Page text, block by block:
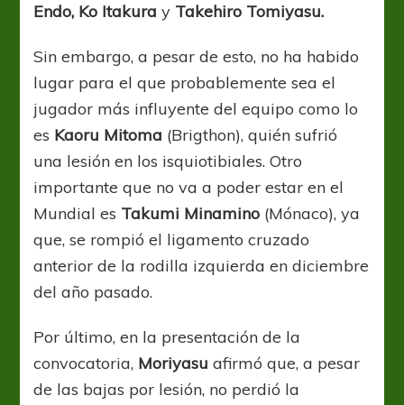
Endo, Ko Itakura y Takehiro Tomiyasu.
Sin embargo, a pesar de esto, no ha habido
lugar para el que probablemente sea el
jugador más influyente del equipo como lo
es Kaoru Mitoma (Brigthon), quién sufrió
una lesión en los isquiotibiales. Otro
importante que no va a poder estar en el
Mundial es Takumi Minamino (Mónaco), ya
que, se rompió el ligamento cruzado
anterior de la rodilla izquierda en diciembre
del año pasado.
Por último, en la presentación de la
convocatoria, Moriyasu afirmó que, a pesar
de las bajas por lesión, no perdió la